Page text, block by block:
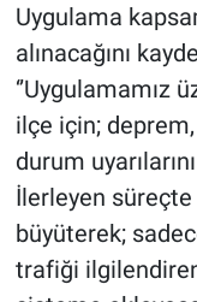
Uygulama
alınacağını
‘’Uygulamamız
ilçe için; deprem,
durum
İlerleyen süreçte
büyüterek;
trafiği